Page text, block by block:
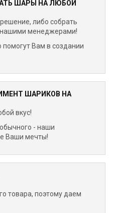
ШАРЫ НА ЛЮБОЙ
либо собрать
нашими менеджерами!
Вам в создании
ШАРИКОВ НА
вкус!
- наши
Ваши мечты!
товара, поэтому даем